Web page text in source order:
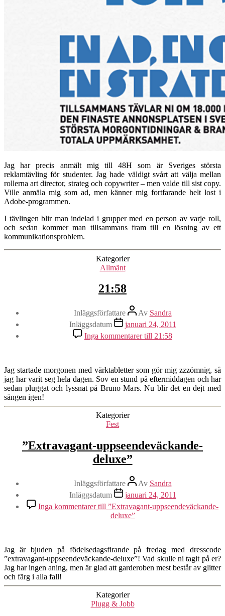
Jag har precis anmält mig till 48H som är Sveriges största
reklamtävling för studenter. Jag hade väldigt svårt att välja mellan
rollerna art director, strateg och copywriter – men valde till sist copy.
Ville anmäla mig som ad, men känner mig fortfarande helt lost i
Adobe-programmen.
I tävlingen blir man indelad i grupper med en person av varje roll,
och sedan kommer man tillsammans fram till en lösning av ett
kommunikationsproblem.
Kategorier
Allmänt
21:58
Inläggsförfattare Av Sandra
Inläggsdatum
januari 24, 2011
Inga kommentarertill 21:58
Jag startade morgonen med värktabletter som gör mig zzzömnig, så
jag har varit seg hela dagen. Sov en stund på eftermiddagen och har
sedan pluggat och lyssnat på Bruno Mars. Nu blir det en dejt med
sängen igen!
Kategorier
Fest
”Extravagant-uppseendeväckande-
deluxe”
Inläggsförfattare Av Sandra
Inläggsdatum
januari 24, 2011
Inga kommentarertill ”Extravagant-uppseendeväckande-
deluxe”
Jag är bjuden på födelsedagsfirande på fredag med dresscode
”extravagant-uppseendeväckande-deluxe”! Vad skulle ni tagit på er?
Jag har ingen aning, men är glad att garderoben mest består av glitter
och färg i alla fall!
Kategorier
Plugg & Jobb